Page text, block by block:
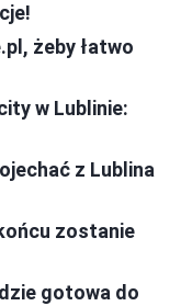
żeby łatwo
w Lublinie:
z Lublina
zostanie
gotowa do